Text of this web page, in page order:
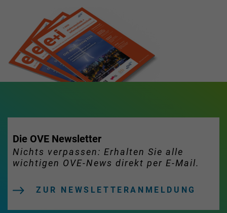
Die OVE Newsletter
Nichts verpassen: Erhalten Sie alle
wichtigen OVE-News direkt per E-Mail.
ZUR NEWSLETTERANMELDUNG